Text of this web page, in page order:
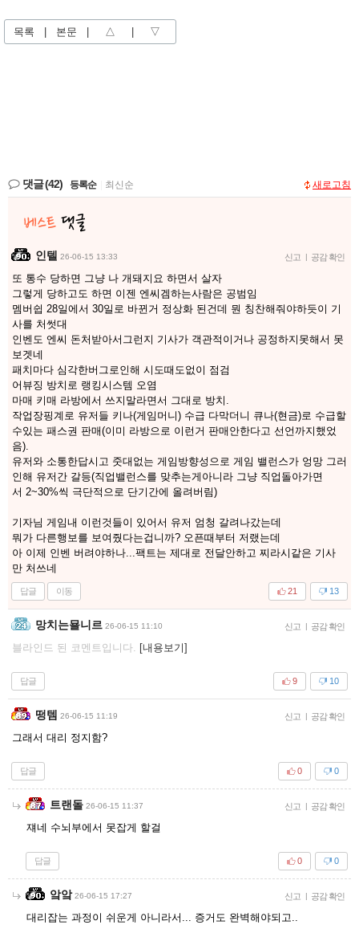
목록 | 본문 | △ | ▽
댓글(42) 등록순 최신순 새로고침
인텔 26-06-15 13:33 신고 | 공감 확인
또 통수 당하면 그냥 나 개돼지요 하면서 살자
그렇게 당하고도 하면 이젠 엔씨겜하는사람은 공범임
멤버쉽 28일에서 30일로 바뀐거 정상화 된건데 뭔 칭찬해줘야하듯이 기
사를 처썻대
인벤도 엔씨 돈처받아서그런지 기사가 객관적이거나 공정하지못해서 못
보겟네
패치마다 심각한버그로인해 시도때도없이 점검
어뷰징 방치로 랭킹시스템 오염
마매 키매 라방에서 쓰지말라면서 그대로 방치.
작업장핑계로 유저들 키나(게임머니) 수급 다막더니 큐나(현금)로 수급할
수있는 패스권 판매(이미 라방으로 이런거 판매안한다고 선언까지했었
음).
유저와 소통한답시고 줏대없는 게임방향성으로 게임 밸런스가 엉망 그러
인해 유저간 갈등(직업밸런스를 맞추는게아니라 그냥 직업돌아가면
서 2~30%씩 극단적으로 단기간에 올려버림)
기자님 게임내 이런것들이 있어서 유저 엄청 갈려나갔는데
뭐가 다른행보를 보여줬다는겁니까? 오픈때부터 저랬는데
아 이제 인벤 버려야하나...팩트는 제대로 전달안하고 찌라시같은 기사
만 처쓰네
답글 이동 13
21
망치는묠니르 26-06-15 11:10 신고 | 공감 확인
블라인드 된 코멘트입니다. [내용보기]
답글 10
9
떵템 26-06-15 11:19 신고 | 공감 확인
그래서 대리 정지함?
답글 0
0
트랜돌 26-06-15 11:37 신고 | 공감 확인
쟤네 수뇌부에서 못잡게 할걸
답글 0
0
앜앜 26-06-15 17:27 신고 | 공감 확인
대리잡는 과정이 쉬운게 아니라서... 증거도 완벽해야되고..